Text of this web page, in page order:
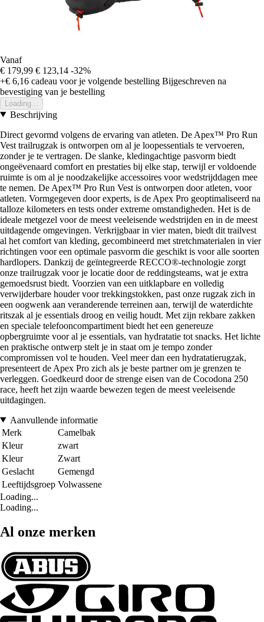
Vanaf
€ 179,99 € 123,14 -32%
+€ 6,16 cadeau voor je volgende bestelling Bijgeschreven na
bevestiging van je bestelling
Loading...
Beschrijving
Direct gevormd volgens de ervaring van atleten. De Apex™ Pro Run
Vest trailrugzak is ontworpen om al je loopessentials te vervoeren,
zonder je te vertragen. De slanke, kledingachtige pasvorm biedt
ongeëvenaard comfort en prestaties bij elke stap, terwijl er voldoende
ruimte is om al je noodzakelijke accessoires voor wedstrijddagen mee
te nemen. De Apex™ Pro Run Vest is ontworpen door atleten, voor
atleten. Vormgegeven door experts, is de Apex Pro geoptimaliseerd na
talloze kilometers en tests onder extreme omstandigheden. Het is de
ideale metgezel voor de meest veeleisende wedstrijden en in de meest
uitdagende omgevingen. Verkrijgbaar in vier maten, biedt dit trailvest
al het comfort van kleding, gecombineerd met stretchmaterialen in vier
richtingen voor een optimale pasvorm die geschikt is voor alle soorten
hardlopers. Dankzij de geïntegreerde RECCO®-technologie zorgt
onze trailrugzak voor je locatie door de reddingsteams, wat je extra
gemoedsrust biedt. Voorzien van een uitklapbare en volledig
verwijderbare houder voor trekkingstokken, past onze rugzak zich in
een oogwenk aan veranderende terreinen aan, terwijl de waterdichte
ritszak al je essentials droog en veilig houdt. Met zijn rekbare zakken
en speciale telefooncompartiment biedt het een genereuze
opbergruimte voor al je essentials, van hydratatie tot snacks. Het lichte
en praktische ontwerp stelt je in staat om je tempo zonder
compromissen vol te houden. Veel meer dan een hydratatierugzak,
presenteert de Apex Pro zich als je beste partner om je grenzen te
verleggen. Goedkeurd door de strenge eisen van de Cocodona 250
race, heeft het zijn waarde bewezen tegen de meest veeleisende
uitdagingen.
Aanvullende informatie
Merk
Camelbak
Kleur
zwart
Kleur
Zwart
Geslacht
Gemengd
Leeftijdsgroep Volwassene
Loading...
Loading...
Al onze merken